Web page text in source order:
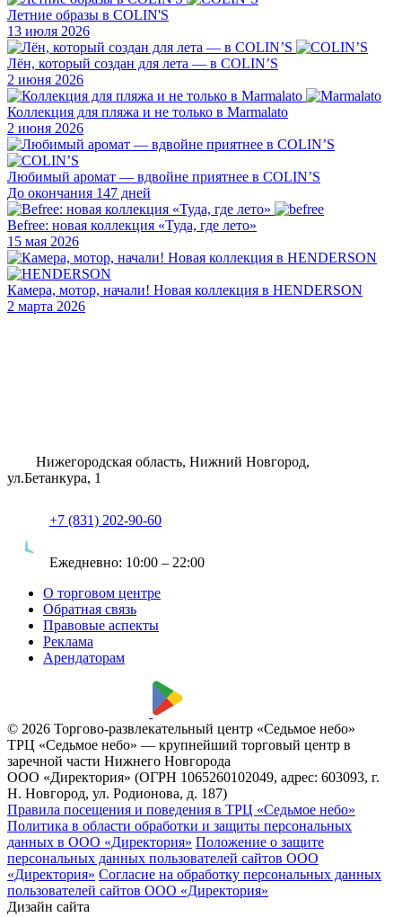
Летние образы в COLIN'S
13 июля 2026
Лён, который создан для лета — в COLIN’S
2 июня 2026
Коллекция для пляжа и не только в Marmalato
2 июня 2026
Любимый аромат — вдвойне приятнее в COLIN’S
До окончания 147 дней
Befree: новая коллекция «Туда, где лето»
15 мая 2026
Камера, мотор, начали! Новая коллекция в HENDERSON
2 марта 2026
Нижегородская область, Нижний Новгород,
ул.Бетанкура, 1
+7 (831) 202-90-60
Ежедневно: 10:00 – 22:00
О торговом центре
Обратная связь
Правовые аспекты
Реклама
Арендаторам
© 2026 Торгово-развлекательный центр «Седьмое небо»
ТРЦ «Седьмое небо» — крупнейший торговый центр в
заречной части Нижнего Новгорода
ООО «Директория» (ОГРН 1065260102049, адрес: 603093, г.
Н. Новгород, ул. Родионова, д. 187)
Правила посещения и поведения в ТРЦ «Седьмое небо»
Политика в области обработки и защиты персональных
данных в ООО «Директория» Положение о защите
персональных данных пользователей сайтов ООО
«Директория» Согласие на обработку персональных данных
пользователей сайтов ООО «Директория»
Дизайн сайта